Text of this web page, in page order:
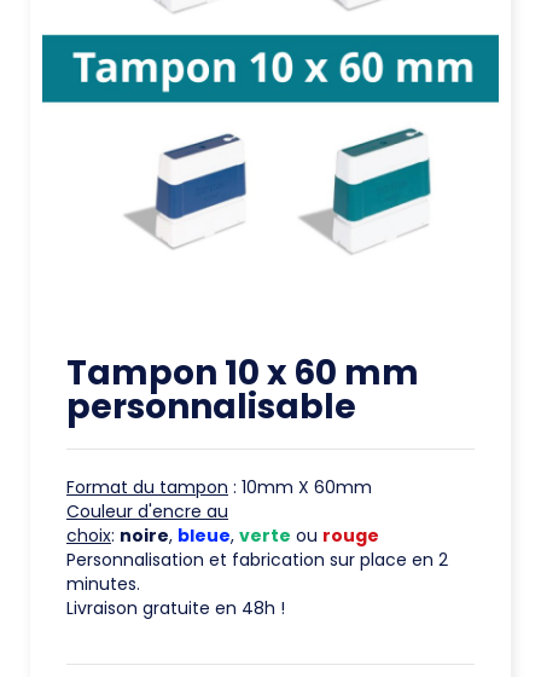
Tampon 10 x 60 mm
personnalisable
Format du tampon : 10mm X 60mm
Couleur d'encre au
choix: noire, bleue, verte ou rouge
Personnalisation et fabrication sur place en 2
minutes.
Livraison gratuite en 48h !